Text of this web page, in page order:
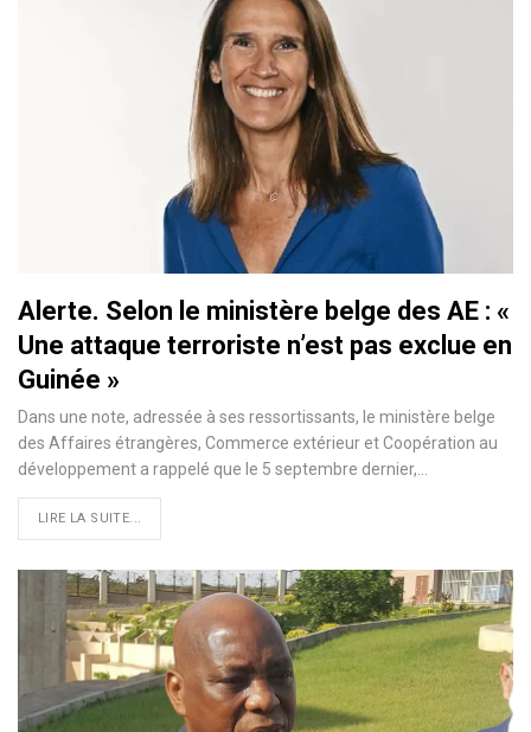
Alerte. Selon le ministère belge des AE : «
Une attaque terroriste n’est pas exclue en
Guinée »
Dans une note, adressée à ses ressortissants, le ministère belge
des Affaires étrangères, Commerce extérieur et Coopération au
développement a rappelé que le 5 septembre dernier,…
LIRE LA SUITE...